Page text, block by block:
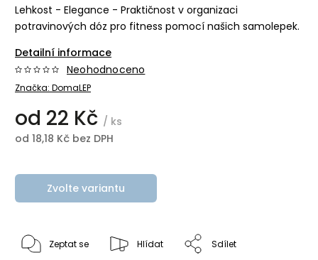
Lehkost - Elegance - Praktičnost v organizaci
potravinových dóz pro fitness pomocí našich samolepek.
Detailní informace
Značka: DomaLEP
Neohodnoceno
od 22 Kč / ks
od 18,18 Kč bez DPH
Zvolte variantu
Zeptat se Hlídat Sdílet